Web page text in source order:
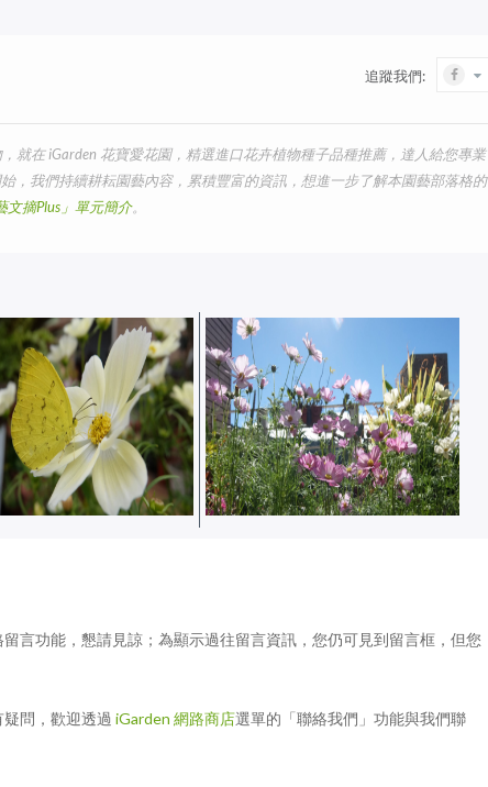
追蹤我們:
就在 iGarden 花寶愛花園，精選進口花卉植物種子品種推薦，達人給您專業
，我們持續耕耘園藝內容，累積豐富的資訊，想進一步了解本園藝部落格的
文摘Plus」單元簡介。
言功能，懇請見諒；為顯示過往留言資訊，您仍可見到留言框，但您
問，歡迎透過 iGarden 網路商店選單的「聯絡我們」功能與我們聯